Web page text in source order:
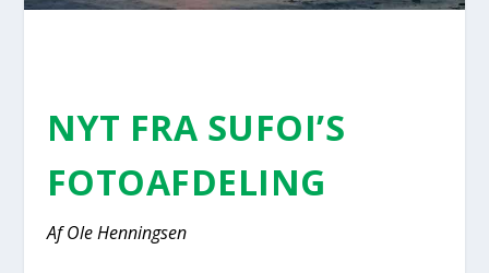
NYT FRA SUFOI’S
FOTO­AF­DE­LING
Af Ole Hen­nings­en